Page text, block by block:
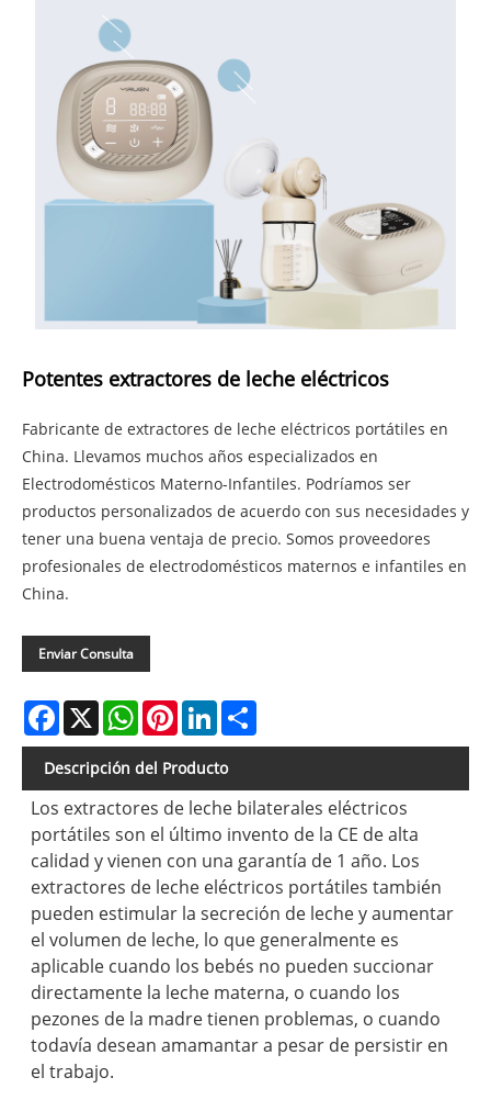
Potentes extractores de leche eléctricos
Fabricante de extractores de leche eléctricos portátiles en
China. Llevamos muchos años especializados en
Electrodomésticos Materno-Infantiles. Podríamos ser
productos personalizados de acuerdo con sus necesidades y
tener una buena ventaja de precio. Somos proveedores
profesionales de electrodomésticos maternos e infantiles en
China.
Enviar Consulta
Facebook
X WhatsAppPinterestLinkedIn
Descripción del Producto
Los extractores de leche bilaterales eléctricos
portátiles son el último invento de la CE de alta
calidad y vienen con una garantía de 1 año. Los
extractores de leche eléctricos portátiles también
pueden estimular la secreción de leche y aumentar
el volumen de leche, lo que generalmente es
aplicable cuando los bebés no pueden succionar
directamente la leche materna, o cuando los
pezones de la madre tienen problemas, o cuando
todavía desean amamantar a pesar de persistir en
el trabajo.